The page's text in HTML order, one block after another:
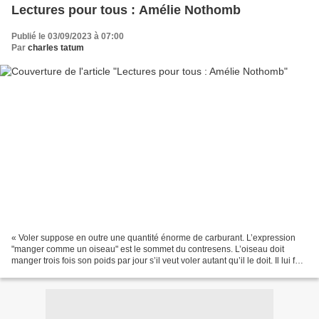
Lectures pour tous : Amélie Nothomb
Publié le 03/09/2023 à 07:00
Par charles tatum
« Voler suppose en outre une quantité énorme de carburant. L’expression
"manger comme un oiseau" est le sommet du contresens. L’oiseau doit
manger trois fois son poids par jour s’il veut voler autant qu’il le doit. Il lui faut